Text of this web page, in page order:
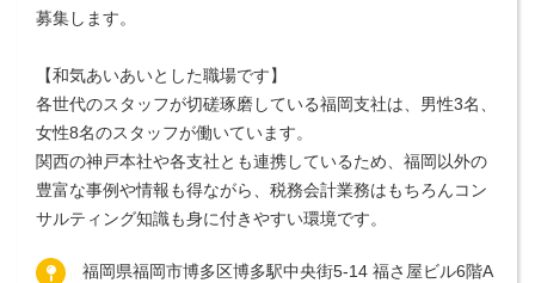
募集します。
【和気あいあいとした職場です】
各世代のスタッフが切磋琢磨している福岡支社は、男性3名、
女性8名のスタッフが働いています。
関西の神戸本社や各支社とも連携しているため、福岡以外の
豊富な事例や情報も得ながら、税務会計業務はもちろんコン
サルティング知識も身に付きやすい環境です。
福岡県福岡市博多区博多駅中央街5-14 福さ屋ビル6階A